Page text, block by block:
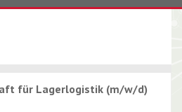
für Lagerlogistik (m/w/d)